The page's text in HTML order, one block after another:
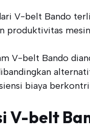
V-belt Bando
produktivitas
V-belt Bando
biaya
V-belt